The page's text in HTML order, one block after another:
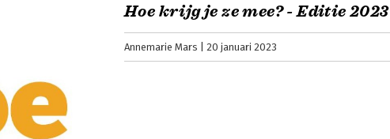
Hoe krijg je ze mee? - Editie 2023
Annemarie Mars 20 januari 2023